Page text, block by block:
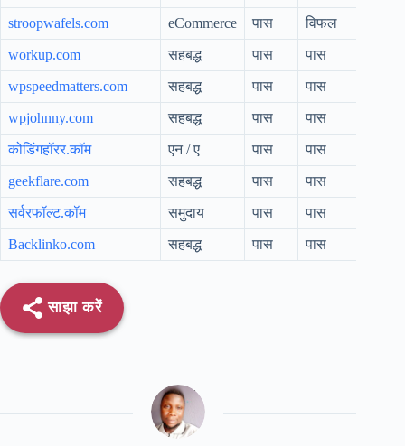
stroopwafels.com eCommerce पास विफल
workup.com सहबद्ध पास पास
wpspeedmatters.com सहबद्ध पास पास
wpjohnny.com सहबद्ध पास पास
कोडिंगहॉरर.कॉम एन / ए पास पास
geekflare.com सहबद्ध पास पास
सर्वरफॉल्ट.कॉम समुदाय पास पास
Backlinko.com सहबद्ध पास पास
साझा करें